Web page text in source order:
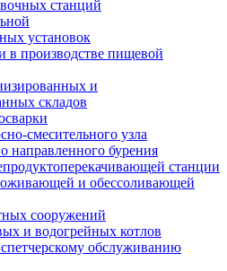
станций
установок
в производстве пищевой
и
складов
смесительного узла
направленного бурения
станции
и обессоливающей
сооружений
и водогрейных котлов
обслуживанию